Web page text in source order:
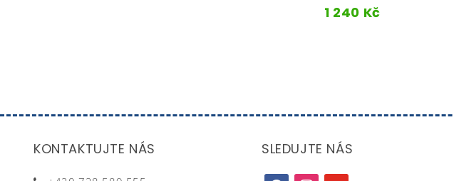
1 240 Kč
KONTAKTUJTE NÁS SLEDUJTE NÁS